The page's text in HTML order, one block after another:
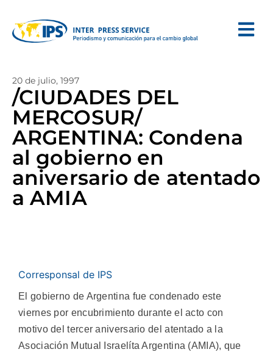
20 de julio, 1997
/CIUDADES DEL
MERCOSUR/
ARGENTINA: Condena
al gobierno en
aniversario de atentado
a AMIA
Corresponsal de IPS
El gobierno de Argentina fue condenado este
viernes por encubrimiento durante el acto con
motivo del tercer aniversario del atentado a la
Asociación Mutual Israelíta Argentina (AMIA), que